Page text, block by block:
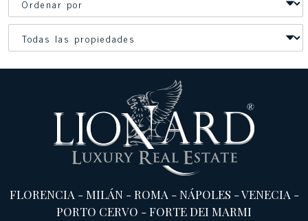
FLORENCIA -MILÁN-ROMA -NÁPOLES -VENECIA -
PORTO CERVO -FORTE DEI MARMI